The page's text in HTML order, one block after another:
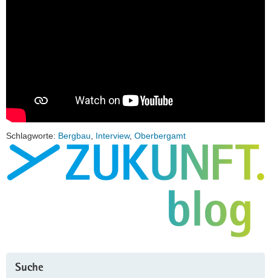
Schlagworte: Bergbau, Interview, Oberbergamt
Suche